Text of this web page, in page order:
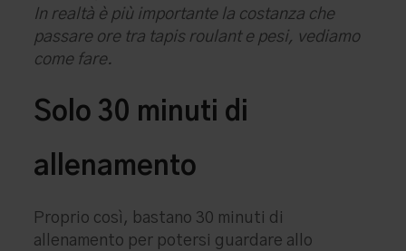
In realtà è più importante la costanza che
passare ore tra tapis roulant e pesi, vediamo
come fare.
Solo 30 minuti di
allenamento
Proprio così, bastano 30 minuti di
allenamento per potersi guardare allo